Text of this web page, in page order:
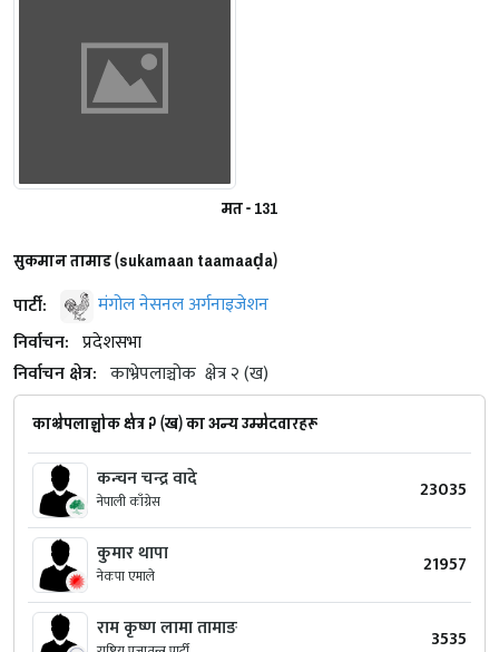
मत - 131
सुकमान तामाड (sukamaan taamaaḍa)
पार्टी:
मंगोल नेसनल अर्गनाइजेशन
निर्वाचन: प्रदेशसभा
निर्वाचन क्षेत्र: काभ्रेपलाञ्चोक क्षेत्र २ (ख)
काभ्रेपलाञ्चोक क्षेत्र २ (ख) का अन्य उम्मेदवारहरू
कन्चन चन्द्र वादे
नेपाली काँग्रेस 23035
कुमार थापा
नेकपा एमाले 21957
राम कृष्ण लामा तामाङ 3535